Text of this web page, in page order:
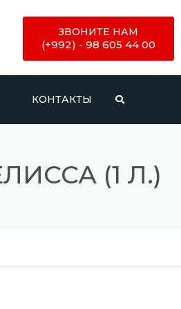
ЗВОНИТЕ НАМ
(+992) - 98 605 44 00
КОНТАКТЫ
(1 Л.)